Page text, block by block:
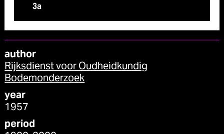
3a
author
Rijksdienst voor Oudheidkundig
Bodemonderzoek
year
1957
period